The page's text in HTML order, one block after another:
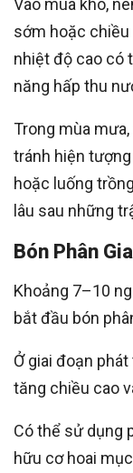
Vào mùa khô,
sớm hoặc chiều
nhiệt độ cao có
năng hấp thu
Trong mùa
tránh hiện
hoặc luống
lâu sau những
Bón Phân
Khoảng 7–10
bắt đầu bón
Ở giai đoạn
tăng chiều cao
Có thể sử dụng
hữu cơ hoai